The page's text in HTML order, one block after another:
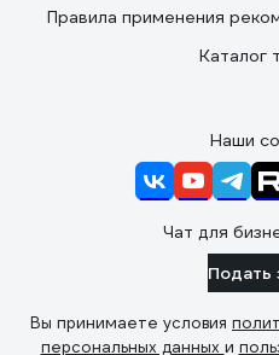
Правила применения
Каталог
Наши
Чат для
Подать
Вы принимаете условия
персональных данных и